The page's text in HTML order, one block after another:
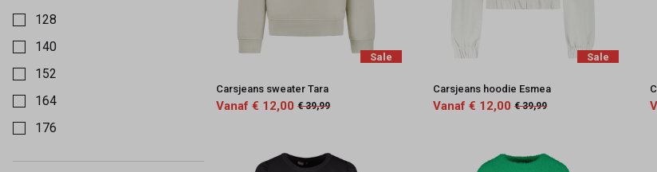
128
140
152
164
176
Sale
Carsjeans sweater Tara
Vanaf € 12,00 € 39,99
Sale
Carsjeans hoodie Esmea
Vanaf € 12,00 € 39,99